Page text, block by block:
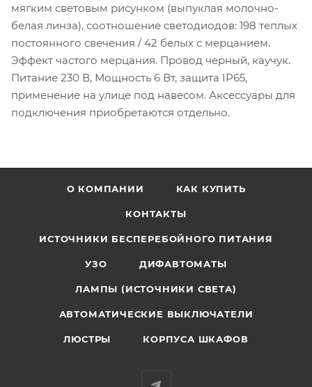
мягким световым рисунком (выпуклая молочно-
белая линза), соотношение светодиодов: 198 теплых
постоянного свечения / 42 белых с мерцанием.
Эффект частого мерцания. Провод черный, каучук.
Питание 230 В, Мощность 6 Вт, защита IP65,
применение на улице под навесом. Аксессуары для
подключения приобретаются отдельно.
О КОМПАНИИ КАК КУПИТЬ
КОНТАКТЫ
ИСТОЧНИКИ БЕСПЕРЕБОЙНОГО ПИТАНИЯ
УЗО ДИФАВТОМАТЫ
ЛАМПЫ (ИСТОЧНИКИ СВЕТА)
АВТОМАТИЧЕСКИЕ ВЫКЛЮЧАТЕЛИ
ЛЮСТРЫ КОРПУСА ШКАФОВ